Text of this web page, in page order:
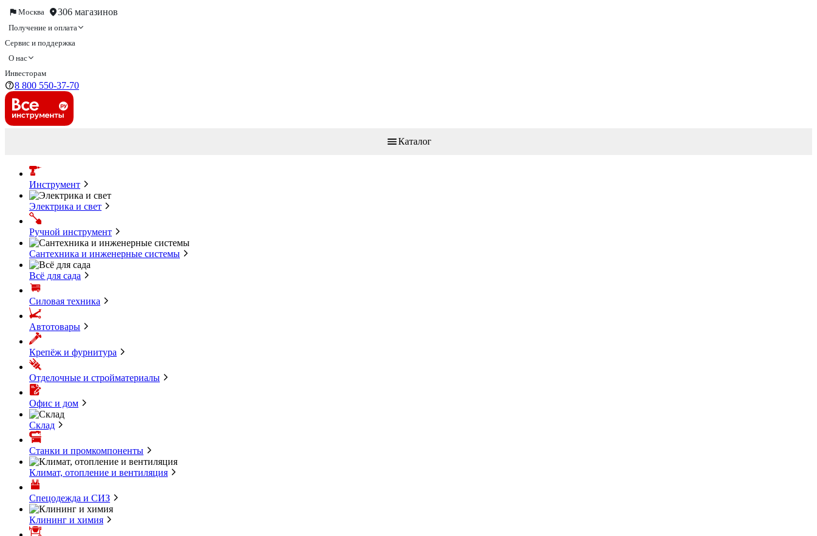
Москва 306 магазинов
Получение и оплата
Сервис и поддержка
О нас
Инвесторам
8 800 550-37-70
Каталог
Инструмент
Электрика и свет
Ручной инструмент
Сантехника и инженерные системы
Всё для сада
Силовая техника
Автотовары
Крепёж и фурнитура
Отделочные и стройматериалы
Офис и дом
Склад
Станки и промкомпоненты
Климат, отопление и вентиляция
Спецодежда и СИЗ
Клининг и химия